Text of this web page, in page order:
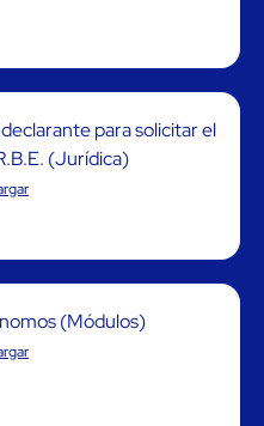
para solicitar el
(Jurídica)
(Módulos)